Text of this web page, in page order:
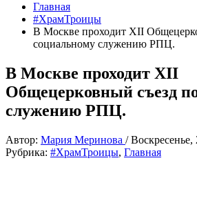
Главная
#ХрамТроицы
В Москве проходит XII
социальному служению РПЦ.
В Москве проходит XII
Общецерковный съезд
служению РПЦ.
Автор: Мария Меринова /Воскресенье,
Рубрика: #ХрамТроицы, Главная